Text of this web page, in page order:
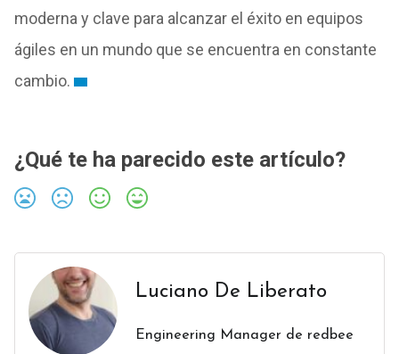
moderna y clave para alcanzar el éxito en equipos
ágiles en un mundo que se encuentra en constante
cambio.
¿Qué te ha parecido este artículo?
Luciano De Liberato
Engineering Manager de redbee